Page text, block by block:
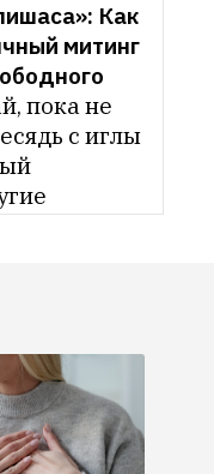
Как
митинг
пока не
с иглы